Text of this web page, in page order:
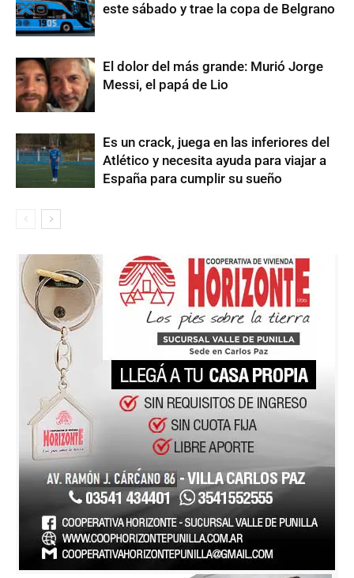
este sábado y trae la copa de Belgrano
El dolor del más grande: Murió Jorge
Messi, el papá de Lio
Es un crack, juega en las inferiores del
Atlético y necesita ayuda para viajar a
España para cumplir su sueño